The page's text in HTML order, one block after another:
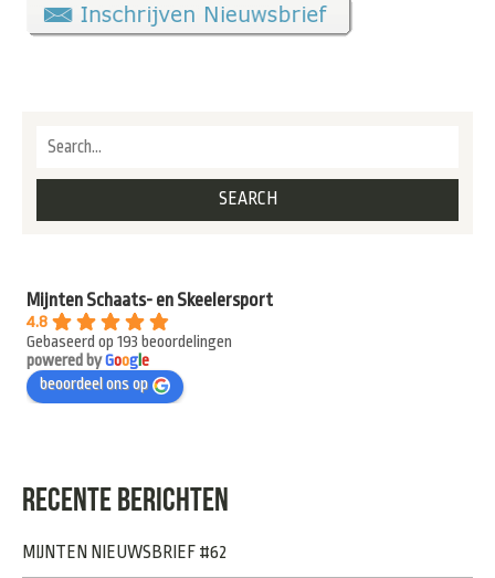
Mijnten Schaats- en Skeelersport
4.8
Gebaseerd op 193 beoordelingen
powered byGoogle
beoordeel ons op
RECENTE BERICHTEN
MIJNTEN NIEUWSBRIEF #62